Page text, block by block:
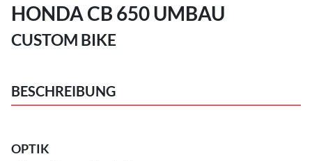
HONDA CB 650 UMBAU
CUSTOM BIKE
BESCHREIBUNG
OPTIK